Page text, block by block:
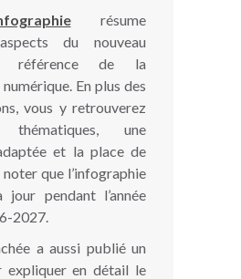
résume
du nouveau
référence de la
En plus des
vous y retrouverez
une
et la place de
noter que l’infographie
pendant l’année
2027.
a aussi publié un
expliquer en détail le